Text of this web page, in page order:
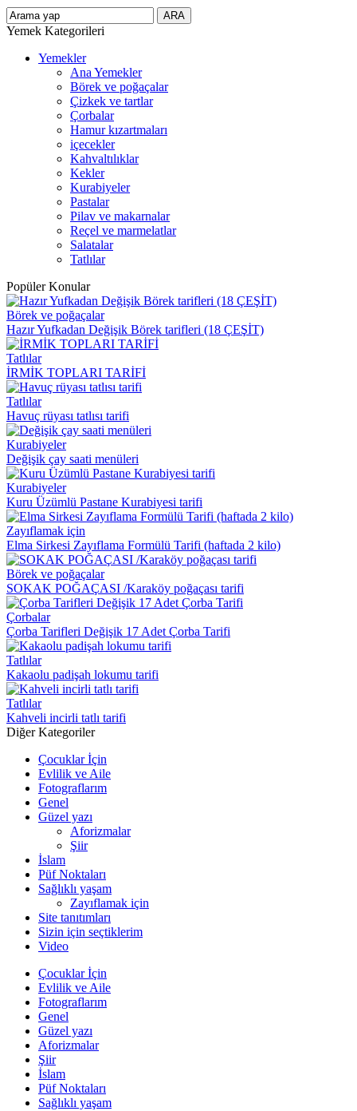
Yemek Kategorileri
Yemekler
Ana Yemekler
Börek ve poğaçalar
Çizkek ve tartlar
Çorbalar
Hamur kızartmaları
içecekler
Kahvaltılıklar
Kekler
Kurabiyeler
Pastalar
Pilav ve makarnalar
Reçel ve marmelatlar
Salatalar
Tatlılar
Popüler Konular
Börek ve poğaçalar
Hazır Yufkadan Değişik Börek tarifleri (18 ÇEŞİT)
Tatlılar
İRMİK TOPLARI TARİFİ
Tatlılar
Havuç rüyası tatlısı tarifi
Kurabiyeler
Değişik çay saati menüleri
Kurabiyeler
Kuru Üzümlü Pastane Kurabiyesi tarifi
Zayıflamak için
Elma Sirkesi Zayıflama Formülü Tarifi (haftada 2 kilo)
Börek ve poğaçalar
SOKAK POĞAÇASI /Karaköy poğaçası tarifi
Çorbalar
Çorba Tarifleri Değişik 17 Adet Çorba Tarifi
Tatlılar
Kakaolu padişah lokumu tarifi
Tatlılar
Kahveli incirli tatlı tarifi
Diğer Kategoriler
Çocuklar İçin
Evlilik ve Aile
Fotograflarım
Genel
Güzel yazı
Aforizmalar
Şiir
İslam
Püf Noktaları
Sağlıklı yaşam
Zayıflamak için
Site tanıtımları
Sizin için seçtiklerim
Video
Çocuklar İçin
Evlilik ve Aile
Fotograflarım
Genel
Güzel yazı
Aforizmalar
Şiir
İslam
Püf Noktaları
Sağlıklı yaşam